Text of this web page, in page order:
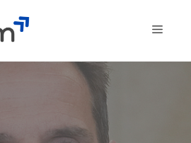
Menu